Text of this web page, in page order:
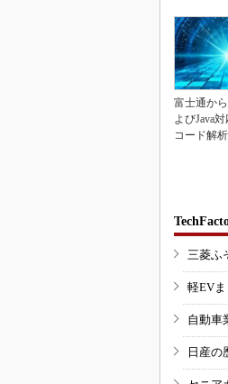
富士通か
よびJava
コード解
三菱ふ
軽EV
自動車
日産の